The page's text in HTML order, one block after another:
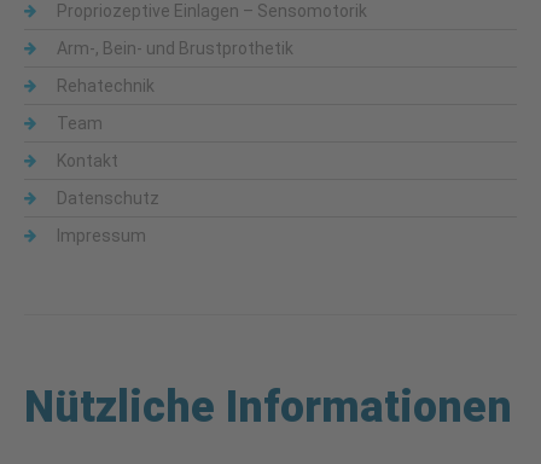
Propriozeptive Einlagen – Sensomotorik
Arm-, Bein- und Brustprothetik
Rehatechnik
Team
Kontakt
Datenschutz
Impressum
Nützliche Informationen